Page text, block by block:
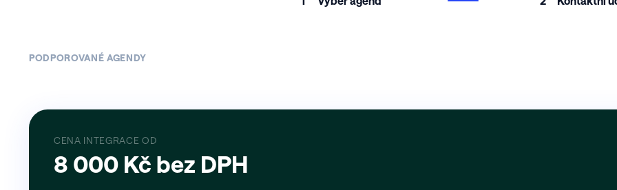
PODPOROVANÉ AGENDY
CENA INTEGRACE OD
8 000 Kč bez DPH